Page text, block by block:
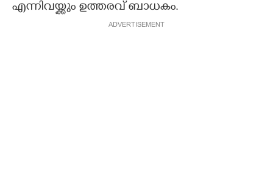
എന്നിവയ്ക്കും ഉത്തരവ് ബാധകം.
ADVERTISEMENT